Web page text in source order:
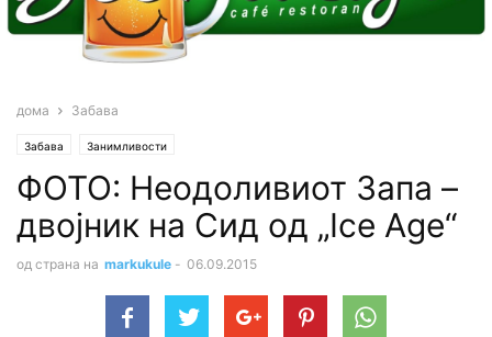
дома Забава
Забава Занимливости
ФОТО: Неодоливиот Запа –
двојник на Сид од „Ice Age“
од страна на markukule - 06.09.2015